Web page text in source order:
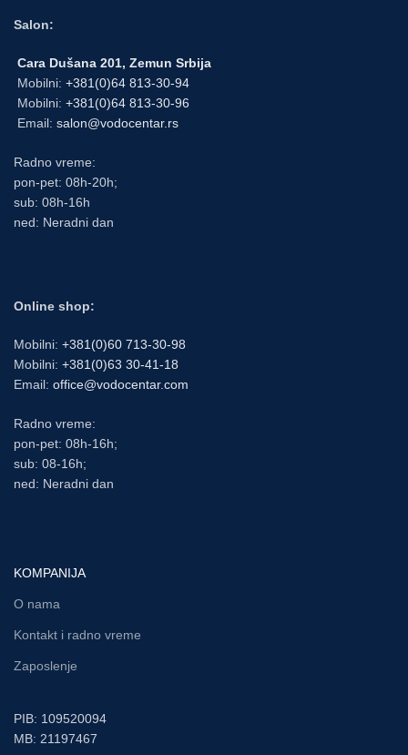
Salon:
Cara Dušana 201, Zemun Srbija
Mobilni: +381(0)64 813-30-94
Mobilni: +381(0)64 813-30-96
Email: salon@vodocentar.rs
Radno vreme:
pon-pet: 08h-20h;
sub: 08h-16h
ned: Neradni dan
Online shop:
Mobilni: +381(0)60 713-30-98
Mobilni: +381(0)63 30-41-18
Email: office@vodocentar.com
Radno vreme:
pon-pet: 08h-16h;
sub: 08-16h;
ned: Neradni dan
KOMPANIJA
O nama
Kontakt i radno vreme
Zaposlenje
PIB: 109520094
MB: 21197467